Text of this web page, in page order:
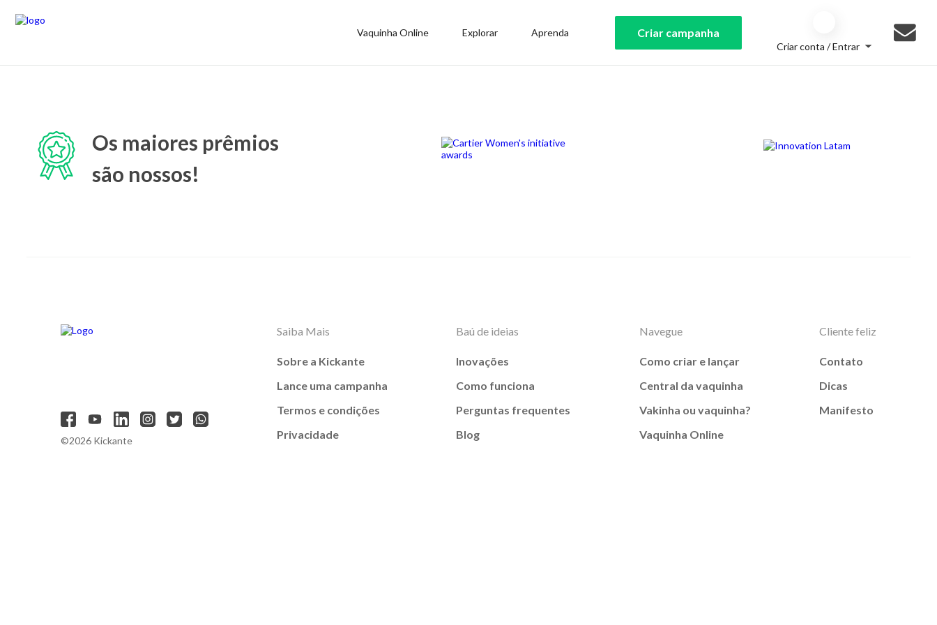
Vaquinha Online Explorar Aprenda Criar campanha
Criar conta / Entrar
Os maiores prêmios
são nossos!
©2026 Kickante
Saiba Mais
Sobre a Kickante
Lance uma campanha
Termos e condições
Privacidade
Baú de ideias
Inovações
Como funciona
Perguntas frequentes
Blog
Navegue
Como criar e lançar
Central da vaquinha
Vakinha ou vaquinha?
Vaquinha Online
Cliente feliz
Contato
Dicas
Manifesto